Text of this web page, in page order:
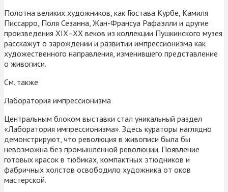
Полотна великих художников, как Гюстава Курбе, Камиля
Писсарро, Поля Сезанна, Жан-Франсуа Рафаэлли и другие
произведения XIX–XX веков из коллекции Пушкинского музея
расскажут о зарождении и развитии импрессионизма как
художественного направления, изменившего представление
о живописи.
См. также
Лаборатория импрессионизма
Центральным блоком выставки стал уникальный раздел
«Лаборатория импрессионизма». Здесь кураторы наглядно
демонстрируют, что революция в живописи была бы
невозможна без промышленной революции. Появление
готовых красок в тюбиках, компактных этюдников и
фабричных холстов освободило художника от оков
мастерской.